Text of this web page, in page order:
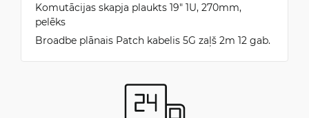
Komutācijas skapja plaukts 19" 1U, 270mm,
pelēks
Broadbe plānais Patch kabelis 5G zaļš 2m 12 gab.